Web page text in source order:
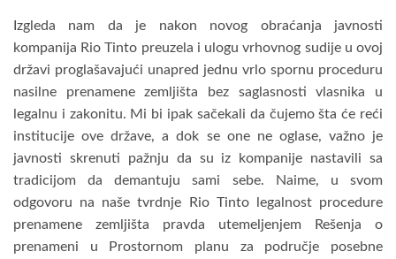
Izgleda nam da je nakon novog obraćanja javnosti
kompanija Rio Tinto preuzela i ulogu vrhovnog sudije u ovoj
državi proglašavajući unapred jednu vrlo spornu proceduru
nasilne prenamene zemljišta bez saglasnosti vlasnika u
legalnu i zakonitu. Mi bi ipak sačekali da čujemo šta će reći
institucije ove države, a dok se one ne oglase, važno je
javnosti skrenuti pažnju da su iz kompanije nastavili sa
tradicijom da demantuju sami sebe. Naime, u svom
odgovoru na naše tvrdnje Rio Tinto legalnost procedure
prenamene zemljišta pravda utemeljenjem Rešenja o
prenameni u Prostornom planu za područje posebne